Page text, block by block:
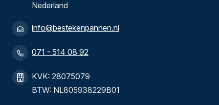
Nederland
info@bestekenpannen.nl
071 - 514 08 92
KVK: 28075079
BTW: NL805938229B01